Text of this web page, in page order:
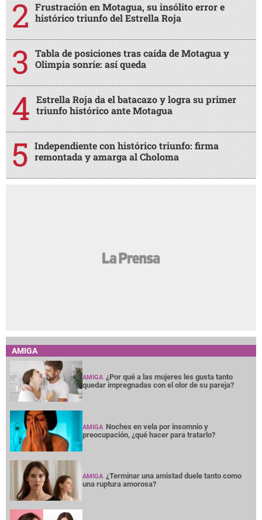
Frustración en Motagua, su insólito error e
histórico triunfo del Estrella Roja
Tabla de posiciones tras caída de Motagua y
Olimpia sonríe: así queda
Estrella Roja da el batacazo y logra su primer
triunfo histórico ante Motagua
Independiente con histórico triunfo: firma
remontada y amarga al Choloma
AMIGA
AMIGA ¿Por qué a las mujeres les gusta tanto
quedar impregnadas con el olor de su pareja?
AMIGA Noches en vela por insomnio y
preocupación, ¿qué hacer para tratarlo?
AMIGA ¿Terminar una amistad duele tanto como
una ruptura amorosa?